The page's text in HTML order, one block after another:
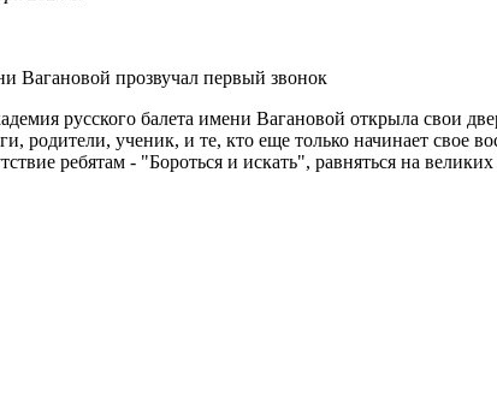
Вагановой прозвучал первый звонок
русского балета имени Вагановой открыла свои
родители, ученик, и те, кто еще только начинает
ребятам - "Бороться и искать", равняться на